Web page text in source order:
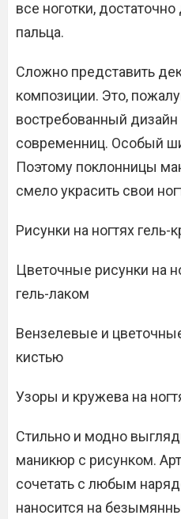
все ноготки,
пальца.
Сложно представить
композиции. Это,
востребованный
современниц. Особый
Поэтому поклонницы
смело украсить свои
Рисунки на ногтях гель-
Цветочные рисунки на
гель-лаком
Вензелевые и
кистью
Узоры и кружева на
Стильно и модно
маникюр с рисунком.
сочетать с любым
наносится на